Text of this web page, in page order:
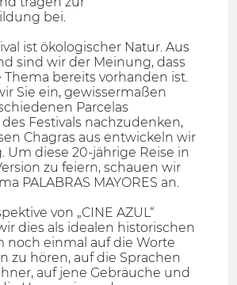
bei.
ist ökologischer Natur. Aus
sind wir der Meinung, dass
Thema bereits vorhanden ist.
Sie ein, gewissermaßen
Parcelas
Festivals nachzudenken,
Chagras aus entwickeln wir
Um diese 20-jährige Reise in
zu feiern, schauen wir
PALABRAS MAYORES an.
von „CINE AZUL“
dies als idealen historischen
noch einmal auf die Worte
zu hören, auf die Sprachen
auf jene Gebräuche und